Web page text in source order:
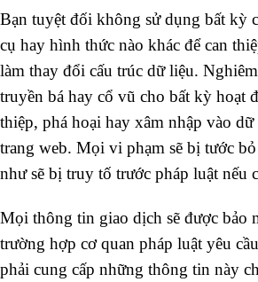
Bạn tuyệt đối không sử dụng bất kỳ
cụ hay hình thức nào khác để can
làm thay đổi cấu trúc dữ liệu.
truyền bá hay cổ vũ cho bất kỳ hoạt
thiệp, phá hoại hay xâm nhập vào
trang web. Mọi vi phạm sẽ bị tước
như sẽ bị truy tố trước pháp luật nếu
Mọi thông tin giao dịch sẽ được bảo
trường hợp cơ quan pháp luật yêu
phải cung cấp những thông tin này